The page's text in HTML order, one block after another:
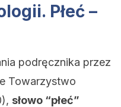
Płeć –
podręcznika przez
Towarzystwo
słowo “płeć”